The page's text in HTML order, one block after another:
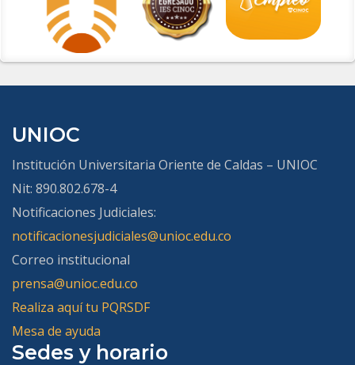
UNIOC
Institución Universitaria Oriente de Caldas – UNIOC
Nit: 890.802.678-4
Notificaciones Judiciales:
notificacionesjudiciales@unioc.edu.co
Correo institucional
prensa@unioc.edu.co
Realiza aquí tu PQRSDF
Mesa de ayuda
Sedes y horario